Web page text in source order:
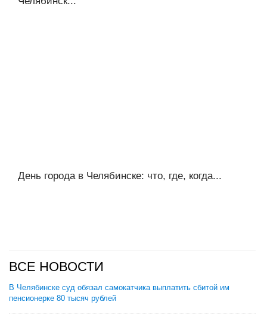
День города в Челябинске: что, где, когда...
ВСЕ НОВОСТИ
В Челябинске суд обязал самокатчика выплатить сбитой им
пенсионерке 80 тысяч рублей